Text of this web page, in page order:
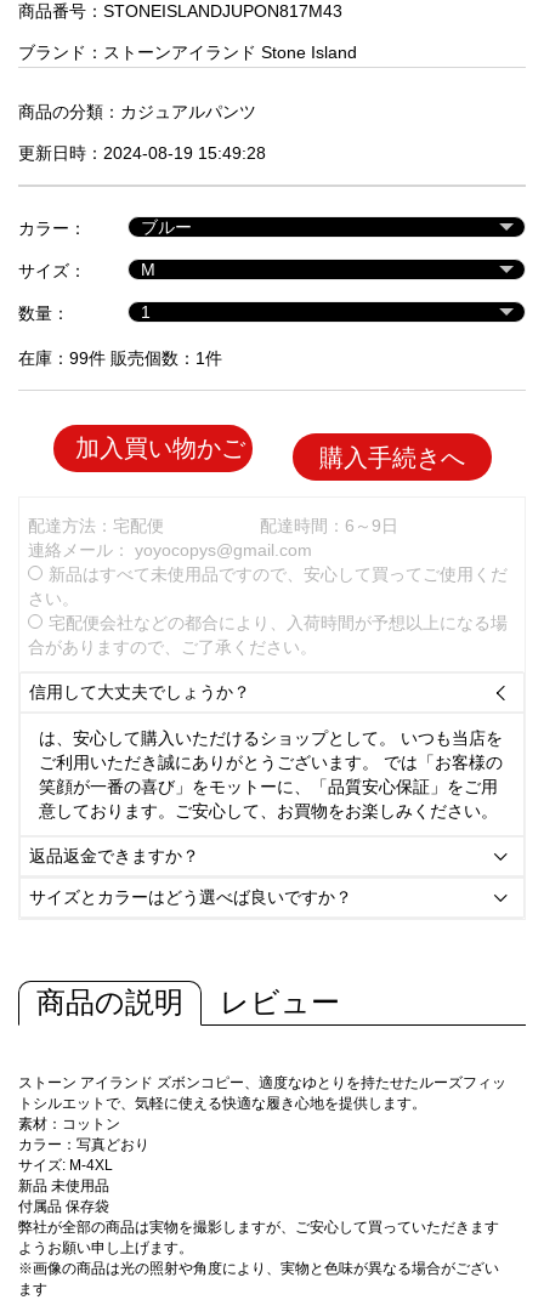
人
気
商
セ
ル
品
商品番号：STONEISLANDJUPON817M43
ブランド： ストーンアイランド Stone Island
商品の分類： カジュアルパンツ
更新日時：2024-08-19 15:49:28
カラー：
サイズ：
数量：
在庫：99件 販売個数：1件
加入買い物かご 購入手続きへ
配達方法：宅配便
配達時間：6～9日
連絡メール： yoyocopys@gmail.com
新品はすべて未使用品ですので、安心して買ってご使用くだ
さい。
宅配便会社などの都合により、入荷時間が予想以上になる場
合がありますので、ご了承ください。
信用して大丈夫でしょうか？ 
は、安心して購入いただけるショップとして。 いつも当店を
ご利用いただき誠にありがとうございます。 では「お客様の
笑顔が一番の喜び」をモットーに、「品質安心保証」をご用
意しております。ご安心して、お買物をお楽しみください。
返品返金できますか？ 
サイズとカラーはどう選べば良いですか？ 
商品の説明 レビュー
ストーン アイランド ズボンコピー、適度なゆとりを持たせたルーズフィッ
トシルエットで、気軽に使える快適な履き心地を提供します。
素材：コットン
カラー：写真どおり
サイズ: M-4XL
新品 未使用品
付属品 保存袋
弊社が全部の商品は実物を撮影しますが、ご安心して買っていただきます
ようお願い申し上げます。
※画像の商品は光の照射や角度により、実物と色味が異なる場合がござい
ます